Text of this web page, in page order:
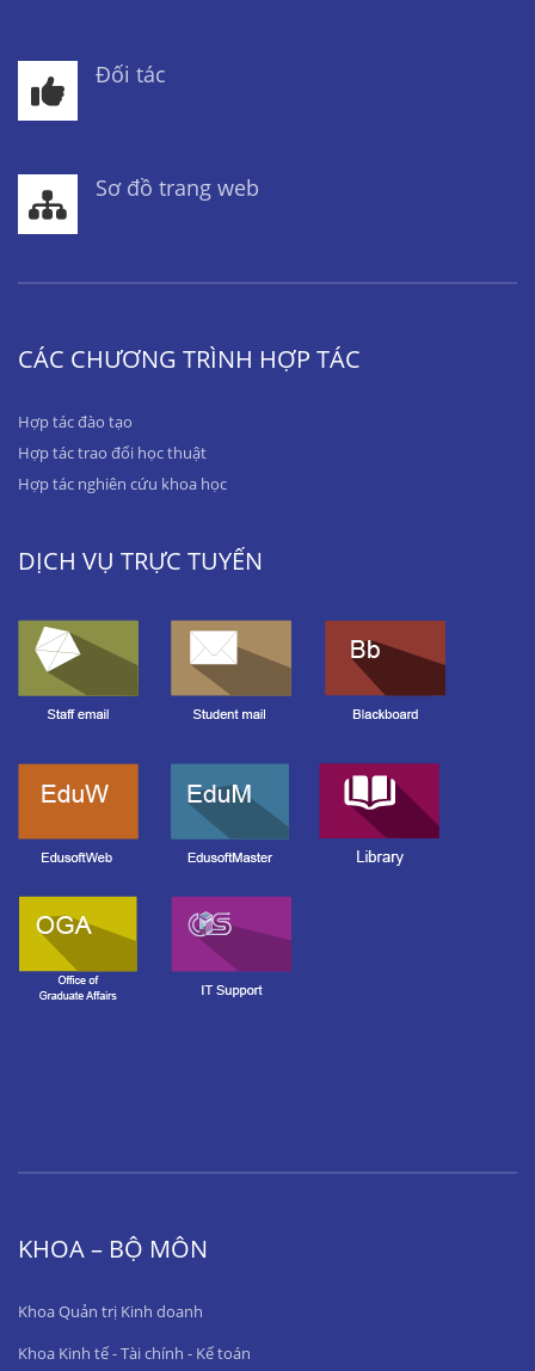
Đối tác
Sơ đồ trang web
CÁC CHƯƠNG TRÌNH HỢP TÁC
Hợp tác đào tạo
Hợp tác trao đổi học thuật
Hợp tác nghiên cứu khoa học
DỊCH VỤ TRỰC TUYẾN
KHOA – BỘ MÔN
Khoa Quản trị Kinh doanh
Khoa Kinh tế - Tài chính - Kế toán